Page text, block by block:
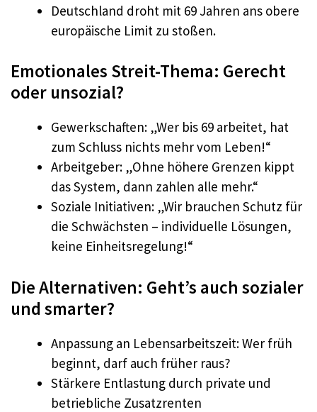
Deutschland droht mit 69 Jahren ans obere
europäische Limit zu stoßen.
Emotionales Streit-Thema: Gerecht
oder unsozial?
Gewerkschaften: „Wer bis 69 arbeitet, hat
zum Schluss nichts mehr vom Leben!“
Arbeitgeber: „Ohne höhere Grenzen kippt
das System, dann zahlen alle mehr.“
Soziale Initiativen: „Wir brauchen Schutz für
die Schwächsten – individuelle Lösungen,
keine Einheitsregelung!“
Die Alternativen: Geht’s auch sozialer
und smarter?
Anpassung an Lebensarbeitszeit: Wer früh
beginnt, darf auch früher raus?
Stärkere Entlastung durch private und
betriebliche Zusatzrenten